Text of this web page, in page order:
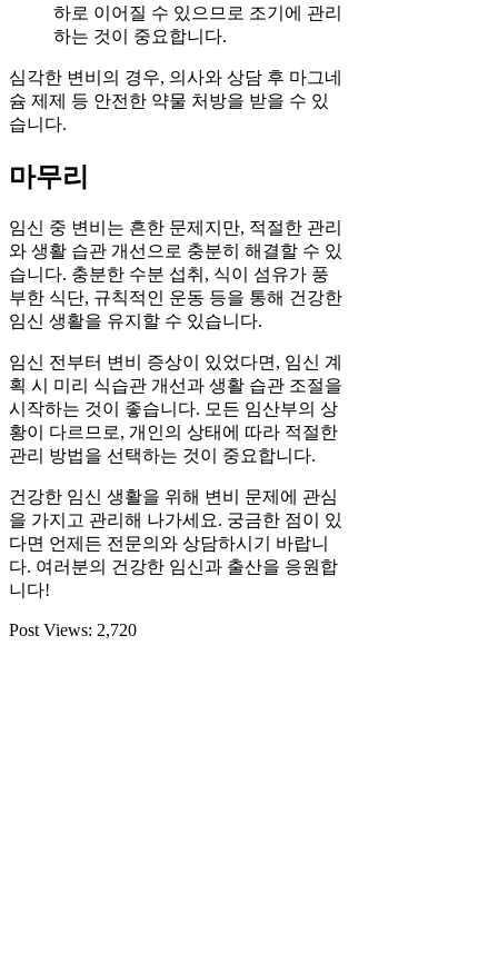
하로 이어질 수 있으므로 조기에 관리
하는 것이 중요합니다.
심각한 변비의 경우, 의사와 상담 후 마그네
슘 제제 등 안전한 약물 처방을 받을 수 있
습니다.
마무리
임신 중 변비는 흔한 문제지만, 적절한 관리
와 생활 습관 개선으로 충분히 해결할 수 있
습니다. 충분한 수분 섭취, 식이 섬유가 풍
부한 식단, 규칙적인 운동 등을 통해 건강한
임신 생활을 유지할 수 있습니다.
임신 전부터 변비 증상이 있었다면, 임신 계
획 시 미리 식습관 개선과 생활 습관 조절을
시작하는 것이 좋습니다. 모든 임산부의 상
황이 다르므로, 개인의 상태에 따라 적절한
관리 방법을 선택하는 것이 중요합니다.
건강한 임신 생활을 위해 변비 문제에 관심
을 가지고 관리해 나가세요. 궁금한 점이 있
다면 언제든 전문의와 상담하시기 바랍니
다. 여러분의 건강한 임신과 출산을 응원합
니다!
Post Views: 2,720